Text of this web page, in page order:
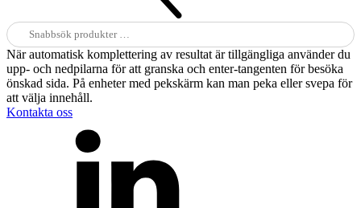
Sök
efter:
När automatisk komplettering av resultat är tillgängliga använder du
upp- och nedpilarna för att granska och enter-tangenten för besöka
önskad sida. På enheter med pekskärm kan man peka eller svepa för
att välja innehåll.
Kontakta oss